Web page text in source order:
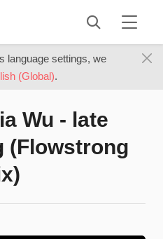
language settings, we
(Global).
Wu - late
(Flowstrong